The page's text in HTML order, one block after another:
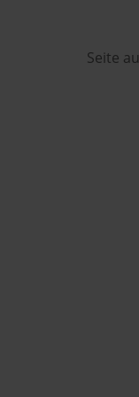
Seite